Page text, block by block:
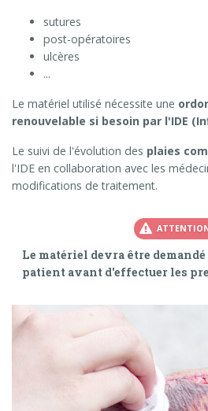
sutures
post-opératoires
ulcères
...
Le matériel utilisé nécessite une
renouvelable si besoin par l'IDE
Le suivi de l'évolution des plaies
l'IDE en collaboration avec les
modifications de traitement.
Le matériel devra être
patient avant d'effectuer les